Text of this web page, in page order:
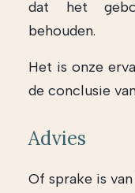
dat het
behouden.
Het is onze
de conclusie
Advies
Of sprake is